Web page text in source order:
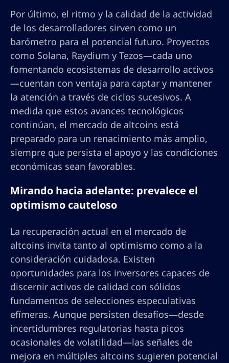
Por último, el ritmo y la calidad de la actividad
de los desarrolladores sirven como un
barómetro para el potencial futuro. Proyectos
como Solana, Raydium y Tezos—cada uno
fomentando ecosistemas de desarrollo activos
—cuentan con ventaja para captar y mantener
la atención a través de ciclos sucesivos. A
medida que estos avances tecnológicos
continúan, el mercado de altcoins está
preparado para un renacimiento más amplio,
siempre que persista el apoyo y las condiciones
económicas sean favorables.
Mirando hacia adelante: prevalece el
optimismo cauteloso
La recuperación actual en el mercado de
altcoins invita tanto al optimismo como a la
consideración cuidadosa. Existen
oportunidades para los inversores capaces de
discernir activos de calidad con sólidos
fundamentos de selecciones especulativas
efímeras. Aunque persisten desafíos—desde
incertidumbres regulatorias hasta picos
ocasionales de volatilidad—las señales de
mejora en múltiples altcoins sugieren potencial